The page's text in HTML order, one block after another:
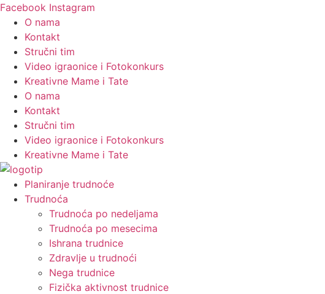
Скочите
садржај
Facebook Instagram
O nama
Kontakt
Stručni tim
Video igraonice i Fotokonkurs
Kreativne Mame i Tate
O nama
Kontakt
Stručni tim
Video igraonice i Fotokonkurs
Kreativne Mame i Tate
Planiranje trudnoće
Trudnoća
Trudnoća po nedeljama
Trudnoća po mesecima
Ishrana trudnice
Zdravlje u trudnoći
Nega trudnice
Fizička aktivnost trudnice